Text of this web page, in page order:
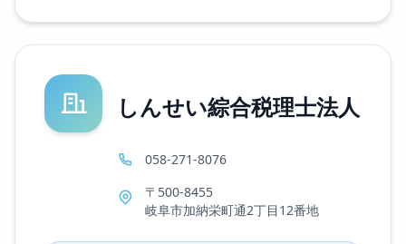
しんせい綜合税理士法人
058-271-8076
〒500-8455
岐阜市加納栄町通2丁目12番地